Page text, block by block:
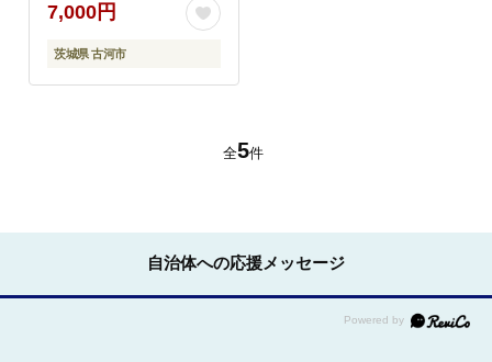
ッチン用品 日本製 おし
ゃれ かわいい 水出し
お茶 茶葉 水筒 ボトル
持ち運び_BE79
7,000円
茨城県 古河市
全5件
自治体への応援メッセージ